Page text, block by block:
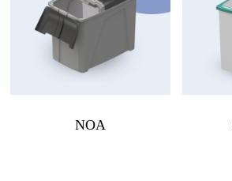
NOA